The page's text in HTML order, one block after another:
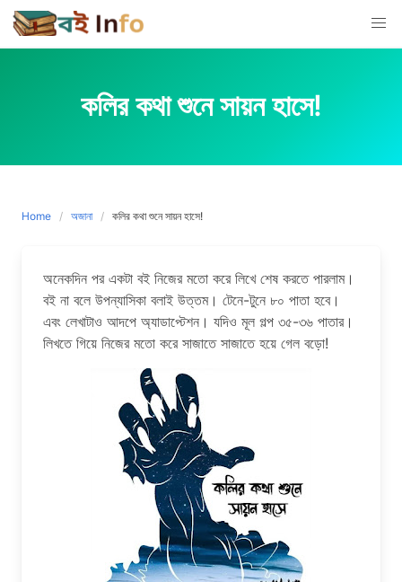
Skip
to
content
কলির কথা শুনে সায়ন হাসে!
Home অজানা কলির কথা শুনে সায়ন হাসে!
অনেকদিন পর একটা বই নিজের মতো করে লিখে শেষ করতে পারলাম।
বই না বলে উপন্যাসিকা বলাই উত্তম। টেনে-টুনে ৮০ পাতা হবে।
এবং লেখাটাও আদপে অ্যাডাপ্টেশন। যদিও মূল গল্প ৩৫-৩৬ পাতার।
লিখতে গিয়ে নিজের মতো করে সাজাতে সাজাতে হয়ে গেল বড়ো!